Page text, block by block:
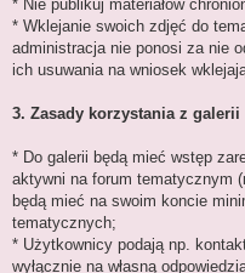
* Nie publikuj materiałów
* Wklejanie swoich zdjęć do
administracja nie ponosi za nie
ich usuwania na wniosek
3. Zasady korzystania z galerii
* Do galerii będą mieć wstęp
aktywni na forum tematycznym
będą mieć na swoim koncie
tematycznych;
* Użytkownicy podają np.
wyłącznie na własną